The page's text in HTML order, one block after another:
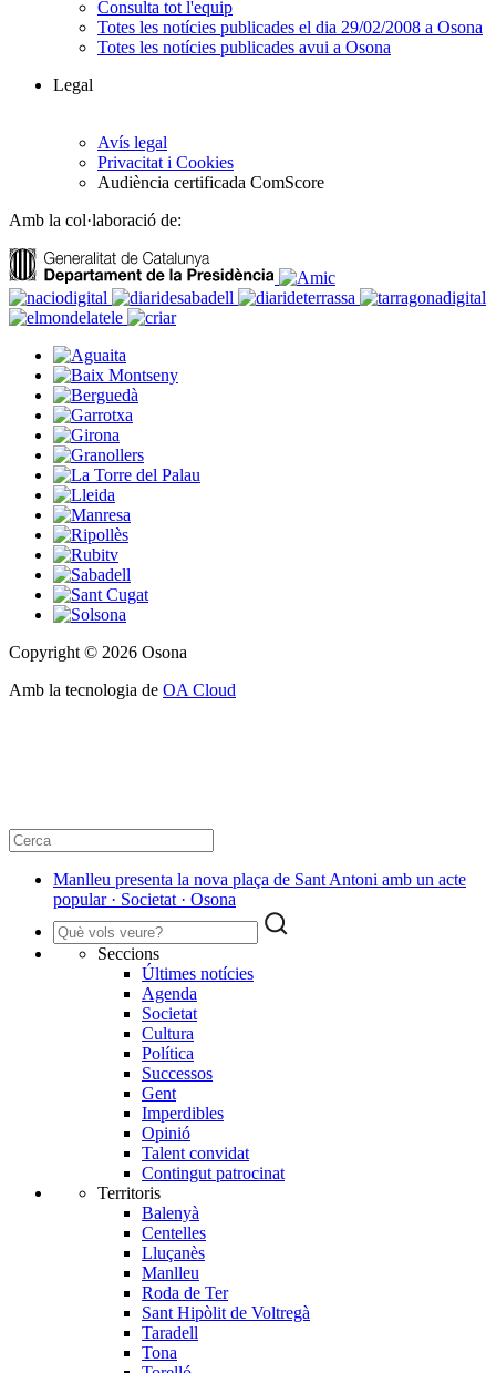
Consulta tot l'equip
Totes les notícies publicades el dia 29/02/2008 a Osona
Totes les notícies publicades avui a Osona
Legal
Avís legal
Privacitat i Cookies
Audiència certificada ComScore
Amb la col·laboració de:
Copyright © 2026 Osona
Amb la tecnologia de OA Cloud
Manlleu presenta la nova plaça de Sant Antoni amb un acte
popular · Societat · Osona
Seccions
Últimes notícies
Agenda
Societat
Cultura
Política
Successos
Gent
Imperdibles
Opinió
Talent convidat
Contingut patrocinat
Territoris
Balenyà
Centelles
Lluçanès
Manlleu
Roda de Ter
Sant Hipòlit de Voltregà
Taradell
Tona